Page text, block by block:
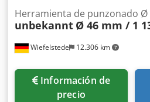
Wiefelstede 12.306 km
Herramienta de punzonado Ø
unbekannt Ø 46 mm / 1
Información de
precio